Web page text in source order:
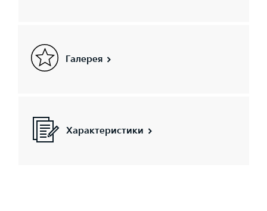
Галерея
Характеристики